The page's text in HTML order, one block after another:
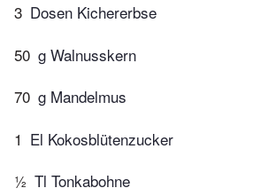
3 Dosen Kichererbse
50 g Walnusskern
70 g Mandelmus
1 El Kokosblütenzucker
½ Tl Tonkabohne